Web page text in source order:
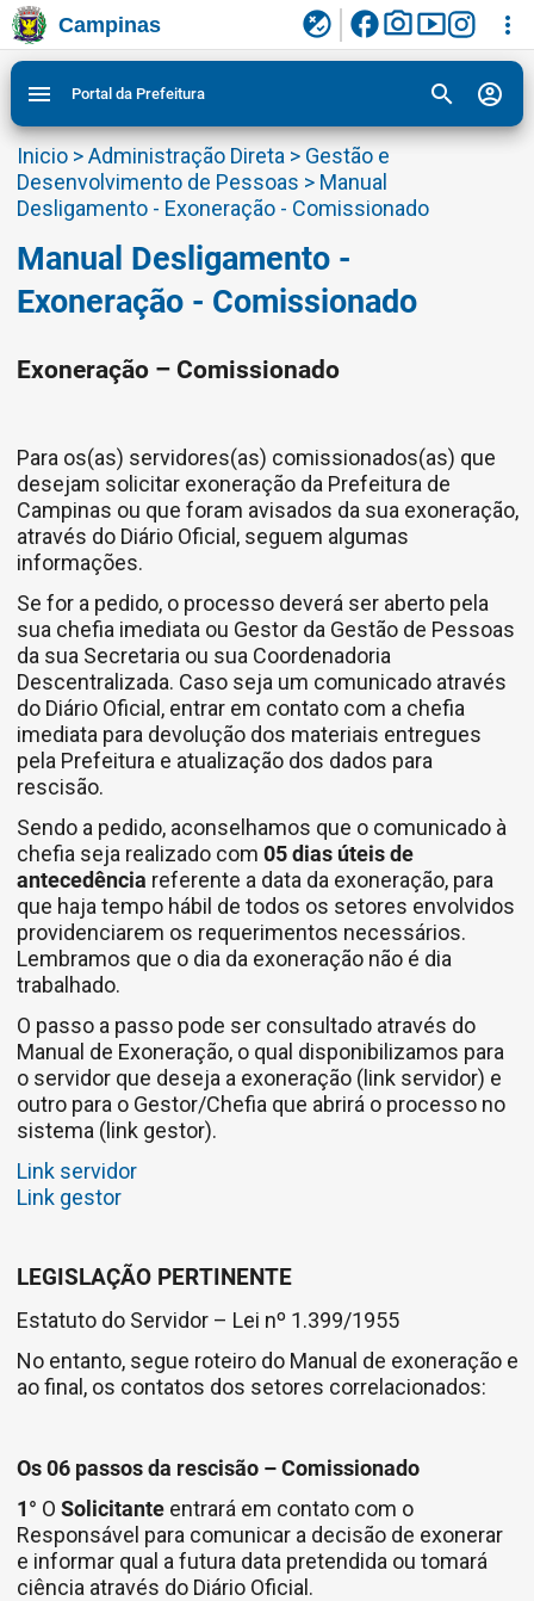
Ir para conteudo
Ir para menu do site da Prefeitura de Campinas 2
Ligar/Desligar contraste visual de tela para
acessibilidade
3
Campinas flaky facebookphoto_camerasmart_display more_vert
menu Portal da Prefeitura search account_circle
Inicio>Administração Direta > Gestão e
Desenvolvimento de Pessoas > Manual
Desligamento - Exoneração - Comissionado
Manual Desligamento -
Exoneração - Comissionado
Exoneração – Comissionado
Para os(as) servidores(as) comissionados(as) que
desejam solicitar exoneração da Prefeitura de
Campinas ou que foram avisados da sua exoneração,
através do Diário Oficial, seguem algumas
informações.
Se for a pedido, o processo deverá ser aberto pela
sua chefia imediata ou Gestor da Gestão de Pessoas
da sua Secretaria ou sua Coordenadoria
Descentralizada. Caso seja um comunicado através
do Diário Oficial, entrar em contato com a chefia
imediata para devolução dos materiais entregues
pela Prefeitura e atualização dos dados para
rescisão.
Sendo a pedido, aconselhamos que o comunicado à
chefia seja realizado com 05 dias úteis de
antecedência referente a data da exoneração, para
que haja tempo hábil de todos os setores envolvidos
providenciarem os requerimentos necessários.
Lembramos que o dia da exoneração não é dia
trabalhado.
O passo a passo pode ser consultado através do
Manual de Exoneração, o qual disponibilizamos para
o servidor que deseja a exoneração (link servidor) e
outro para o Gestor/Chefia que abrirá o processo no
sistema (link gestor).
Link servidor
Link gestor
LEGISLAÇÃO PERTINENTE
Estatuto do Servidor – Lei nº 1.399/1955
No entanto, segue roteiro do Manual de exoneração e
ao final, os contatos dos setores correlacionados:
Os 06 passos da rescisão – Comissionado
1° O Solicitanteentrará em contato com o
Responsável para comunicar a decisão de exonerar
e informar qual a futura data pretendida ou tomará
ciência através do Diário Oficial.